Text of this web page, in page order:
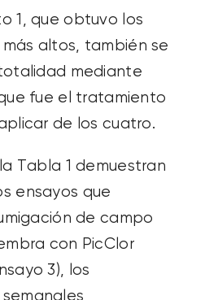
1, que obtuvo los
altos, también se
mediante
fue el tratamiento
de los cuatro.
Tabla 1 demuestran
ensayos que
de campo
con PicClor
3), los